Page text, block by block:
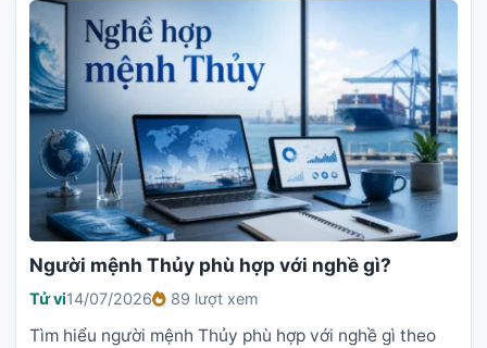
Người mệnh Thủy phù hợp với nghề gì?
Tử vi14/07/2026 89 lượt xem
Tìm hiểu người mệnh Thủy phù hợp với nghề gì theo